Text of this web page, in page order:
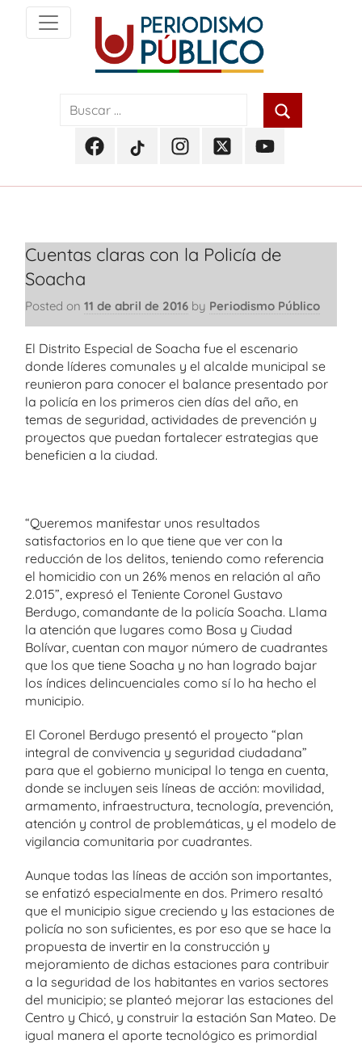
content
Periodismo
PúblicoFacebook
Periodismo
TikTok
Periodismo
InstagramTwitterYoutube
Cuentas claras con la Policía de
Soacha
Posted on 11 de abril de 2016 by Periodismo Público
El Distrito Especial de Soacha fue el escenario
donde líderes comunales y el alcalde municipal se
reunieron para conocer el balance presentado por
la policía en los primeros cien días del año, en
temas de seguridad, actividades de prevención y
proyectos que puedan fortalecer estrategias que
beneficien a la ciudad.
“Queremos manifestar unos resultados
satisfactorios en lo que tiene que ver con la
reducción de los delitos, teniendo como referencia
el homicidio con un 26% menos en relación al año
2.015”, expresó el Teniente Coronel Gustavo
Berdugo, comandante de la policía Soacha. Llama
la atención que lugares como Bosa y Ciudad
Bolívar, cuentan con mayor número de cuadrantes
que los que tiene Soacha y no han logrado bajar
los índices delincuenciales como sí lo ha hecho el
municipio.
El Coronel Berdugo presentó el proyecto “plan
integral de convivencia y seguridad ciudadana”
para que el gobierno municipal lo tenga en cuenta,
donde se incluyen seis líneas de acción: movilidad,
armamento, infraestructura, tecnología, prevención,
atención y control de problemáticas, y el modelo de
vigilancia comunitaria por cuadrantes.
Aunque todas las líneas de acción son importantes,
se enfatizó especialmente en dos. Primero resaltó
que el municipio sigue creciendo y las estaciones de
policía no son suficientes, es por eso que se hace la
propuesta de invertir en la construcción y
mejoramiento de dichas estaciones para contribuir
a la seguridad de los habitantes en varios sectores
del municipio; se planteó mejorar las estaciones del
Centro y Chicó, y construir la estación San Mateo. De
igual manera el aporte tecnológico es primordial